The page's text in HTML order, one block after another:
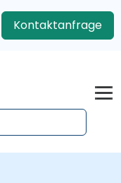
Kontaktanfrage